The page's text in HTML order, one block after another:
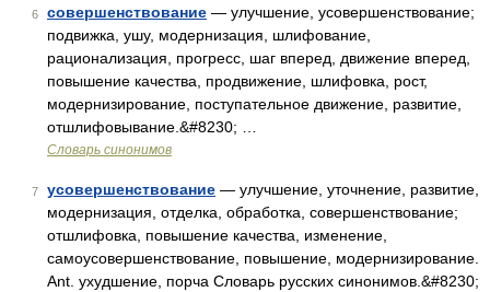
6 совершенствование — улучшение, усовершенствование;
подвижка, ушу, модернизация, шлифование,
рационализация, прогресс, шаг вперед, движение вперед,
повышение качества, продвижение, шлифовка, рост,
модернизирование, поступательное движение, развитие,
отшлифовывание.&#8230; …
Словарь синонимов
7 усовершенствование — улучшение, уточнение, развитие,
модернизация, отделка, обработка, совершенствование;
отшлифовка, повышение качества, изменение,
самоусовершенствование, повышение, модернизирование.
Ant. ухудшение, порча Словарь русских синонимов.&#8230;